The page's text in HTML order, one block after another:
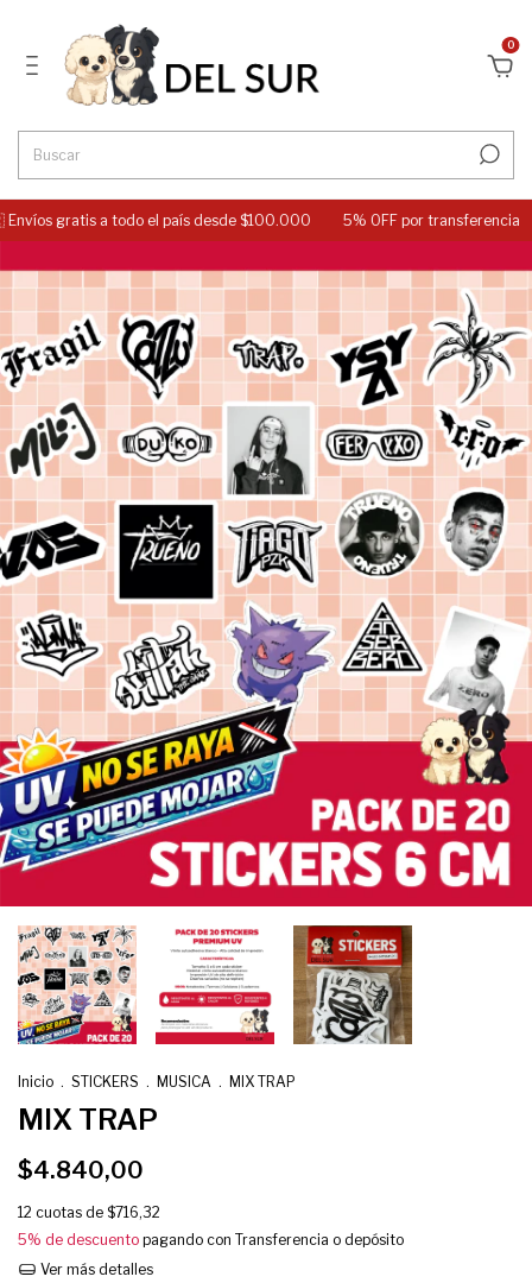
0
gratis a todo el país desde $100.000 5% OFF por transferencia
Inicio . STICKERS . MUSICA . MIX TRAP
MIX TRAP
$4.840,00
12 cuotas de $716,32
5% de descuento pagando con Transferencia o depósito
Ver más detalles